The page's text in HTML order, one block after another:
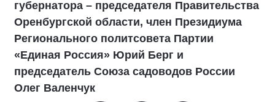
губернатора – председателя Правительства
Оренбургской области, член Президиума
Регионального политсовета Партии
«Единая Россия» Юрий Берг и
председатель Союза садоводов России
Олег Валенчук